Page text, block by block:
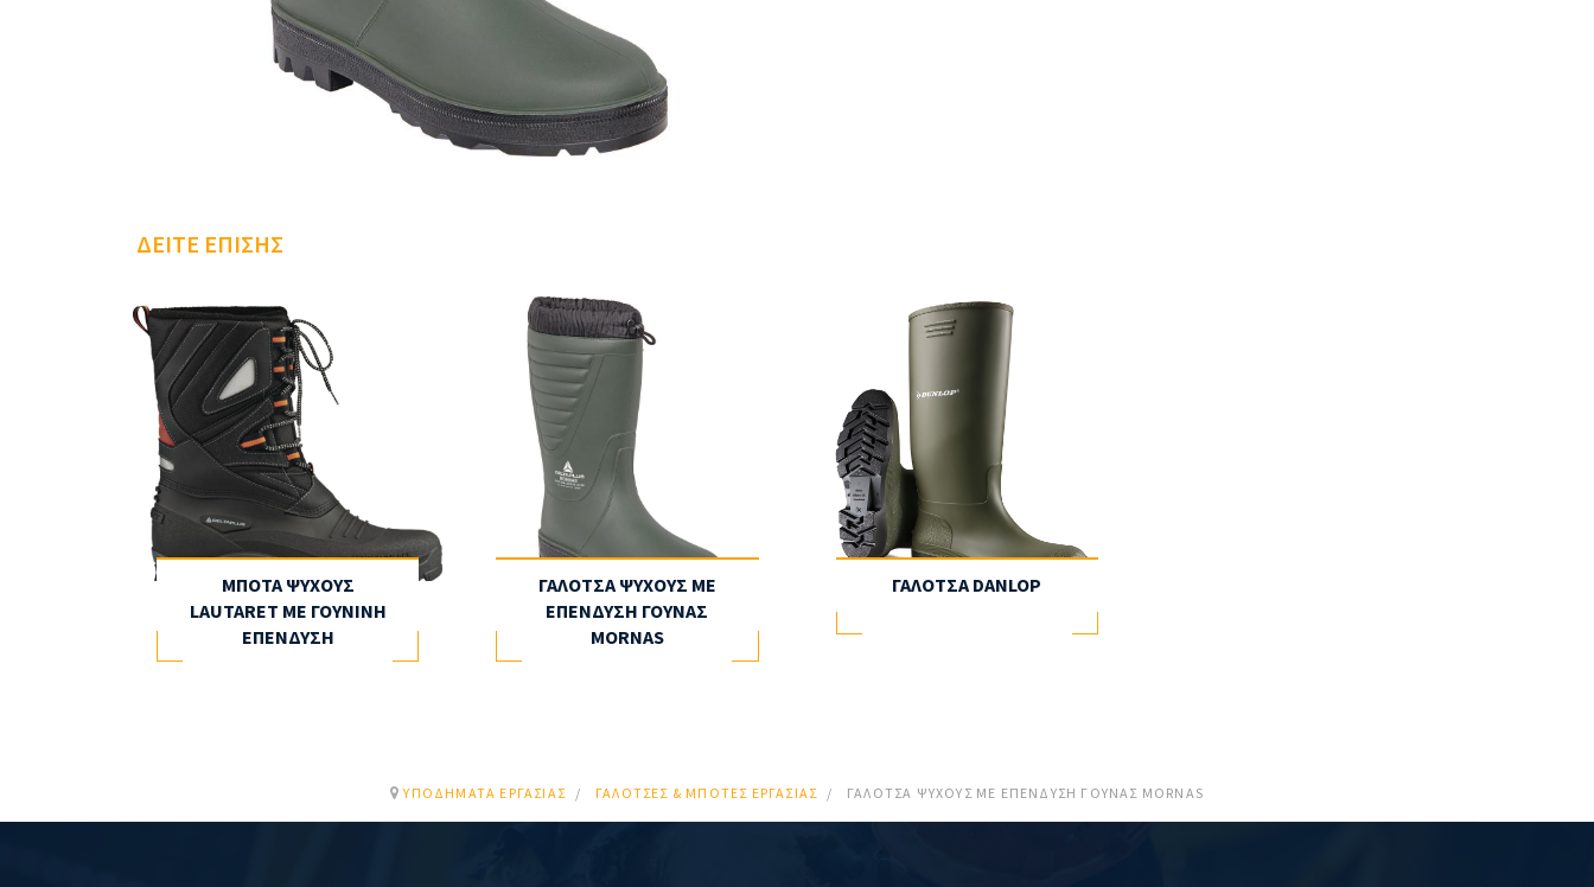
ΔΕΊΤΕ ΕΠΊΣΗΣ
ΜΠΟΤΑ ΨΥΧΟΥΣ
LAUTARET ΜΕ ΓΟΥΝΙΝΗ
ΕΠΕΝΔΥΣΗ
ΓΑΛΟΤΣΑ ΨΥΧΟΥΣ ΜΕ
ΕΠΕΝΔΥΣΗ ΓΟΥΝΑΣ
MORNAS
ΓΑΛΟΤΣΑ DANLOP
ΥΠΟΔΉΜΑΤΑ ΕΡΓΑΣΊΑΣ ΓΑΛΌΤΣΕΣ & ΜΠΌΤΕΣ ΕΡΓΑΣΊΑΣ ΓΑΛΟΤΣΑ ΨΥΧΟΥΣ ΜΕ ΕΠΕΝΔΥΣΗ ΓΟΥΝΑΣ MORNAS